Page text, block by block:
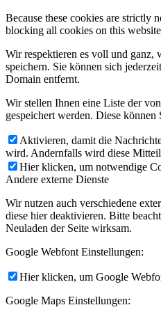
Because these cookies are strictly
blocking all cookies on this
Wir respektieren es voll und ganz,
speichern. Sie können sich
Domain entfernt.
Wir stellen Ihnen eine Liste der
gespeichert werden. Diese
Aktivieren, damit die
wird. Andernfalls wird diese
Hier klicken, um notwendige
Andere externe Dienste
Wir nutzen auch verschiedene
diese hier deaktivieren. Bitte
Neuladen der Seite wirksam.
Google Webfont Einstellungen:
Hier klicken, um Google
Google Maps Einstellungen: